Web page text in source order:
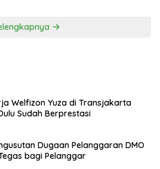
Welfizon Yuza di Transjakarta
Sudah Berprestasi
Dugaan Pelanggaran DMO
bagi Pelanggar